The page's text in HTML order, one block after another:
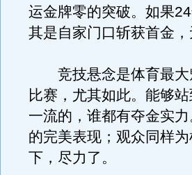
运金牌零的突破。如果
其是自家门口斩获首金，
竞技悬念是体育最大
比赛，尤其如此。能够
一流的，谁都有夺金实
的完美表现；观众同样
下，尽力了。